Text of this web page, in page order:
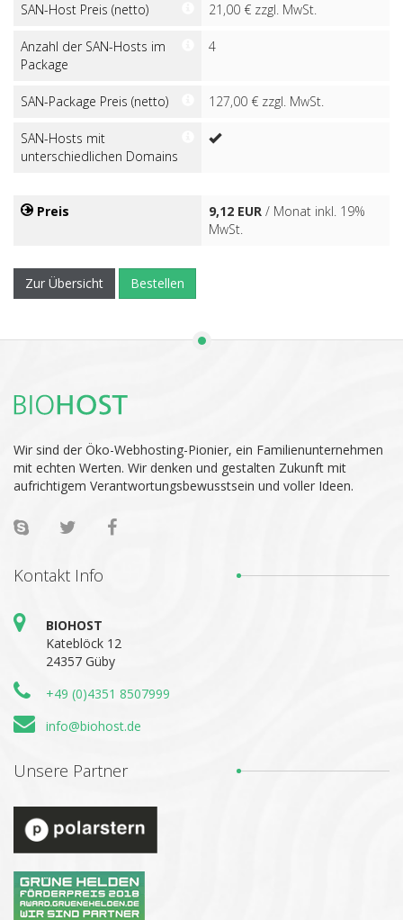
SAN-Host Preis (netto) 21,00 € zzgl. MwSt.
Anzahl der SAN-Hosts im
Package
4
SAN-Package Preis (netto) 127,00 € zzgl. MwSt.
SAN-Hosts mit
unterschiedlichen Domains
Preis 9,12 EUR / Monat inkl. 19%
MwSt.
Zur Übersicht Bestellen
Wir sind der Öko-Webhosting-Pionier, ein Familienunternehmen
mit echten Werten. Wir denken und gestalten Zukunft mit
aufrichtigem Verantwortungsbewusstsein und voller Ideen.
Kontakt Info
BIOHOST
Kateblöck 12
24357 Güby
+49 (0)4351 8507999
info@biohost.de
Unsere Partner